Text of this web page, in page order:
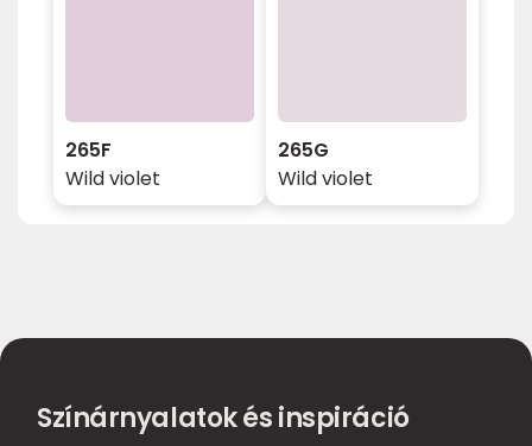
265F
Wild violet
265G
Wild violet
Színárnyalatok és inspiráció